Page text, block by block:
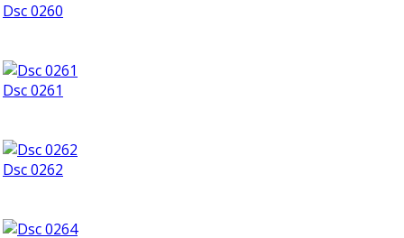
Dsc 0260
Dsc 0261
Dsc 0262